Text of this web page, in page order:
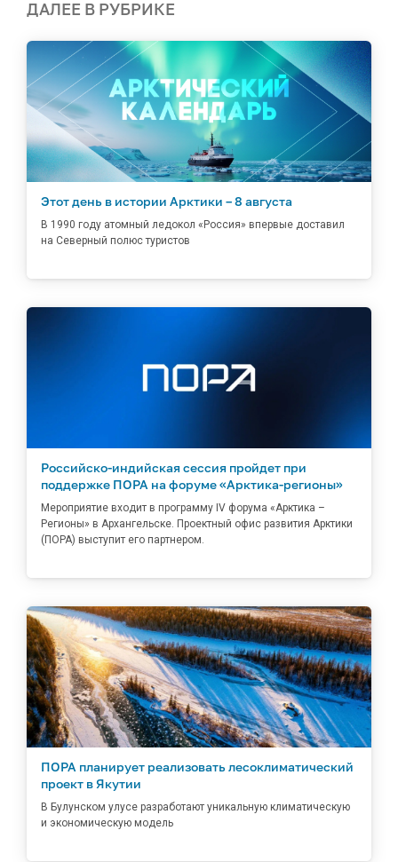
ДАЛЕЕ В РУБРИКЕ
Этот день в истории Арктики – 8 августа
В 1990 году атомный ледокол «Россия» впервые доставил
на Северный полюс туристов
Российско-индийская сессия пройдет при
поддержке ПОРА на форуме «Арктика-регионы»
Мероприятие входит в программу IV форума «Арктика –
Регионы» в Архангельске. Проектный офис развития Арктики
(ПОРА) выступит его партнером.
ПОРА планирует реализовать лесоклиматический
проект в Якутии
В Булунском улусе разработают уникальную климатическую
и экономическую модель